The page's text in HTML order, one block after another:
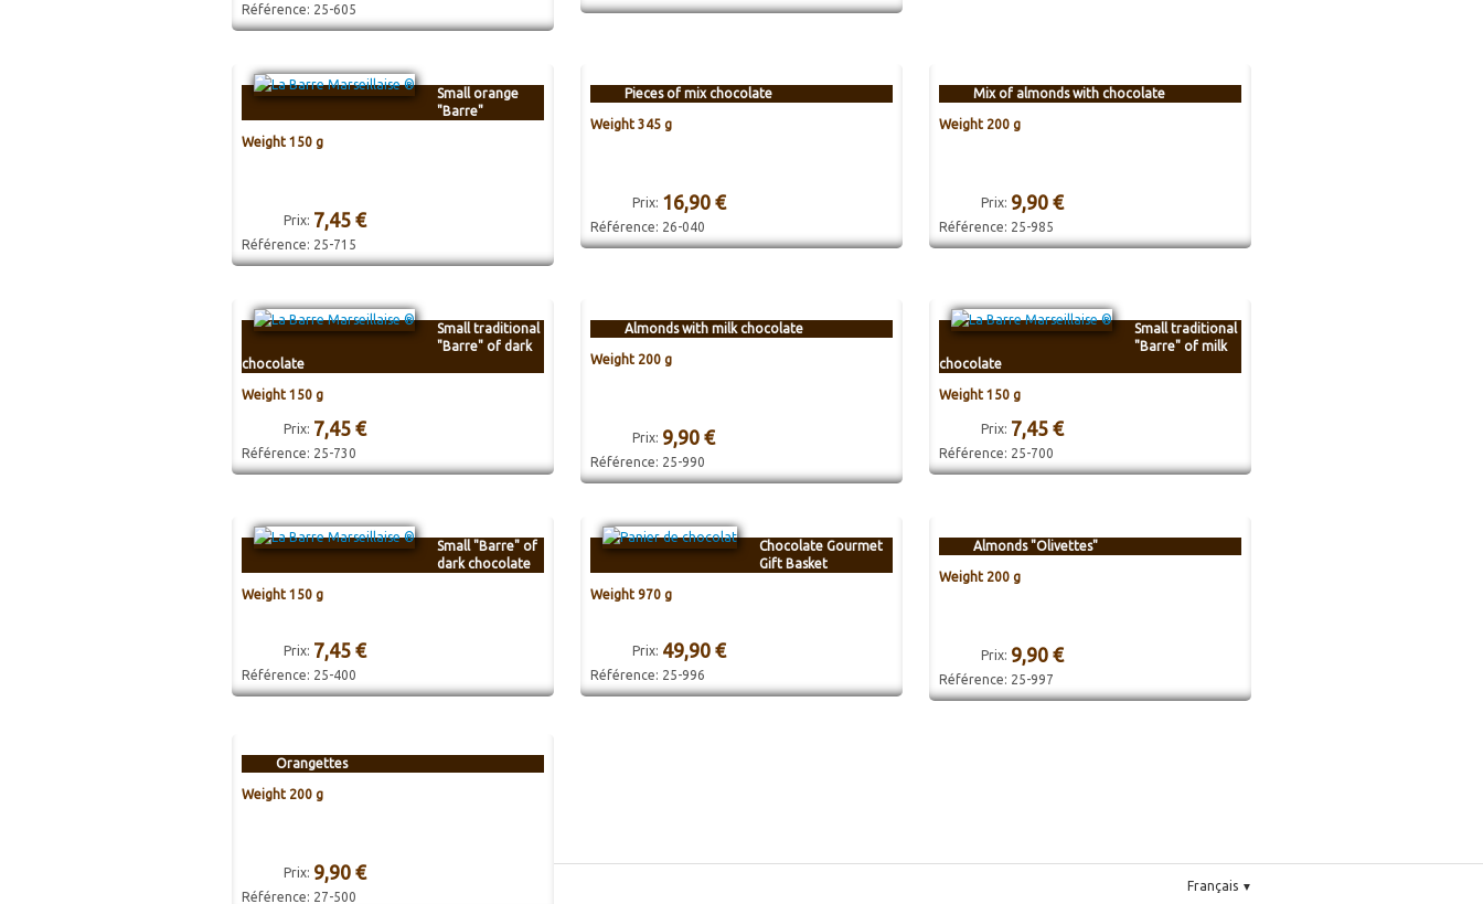
Référence: 25-605
Small orange
"Barre"
Weight 150 g
Prix: 7,45 €
Référence: 25-715
Pieces of mix chocolate
Weight 345 g
Prix: 16,90 €
Référence: 26-040
Mix of almonds with chocolate
Weight 200 g
Prix: 9,90 €
Référence: 25-985
Small traditional
"Barre" of dark
chocolate
Weight 150 g
Prix: 7,45 €
Référence: 25-730
Almonds with milk chocolate
Weight 200 g
Prix: 9,90 €
Référence: 25-990
Small traditional
"Barre" of milk
chocolate
Weight 150 g
Prix: 7,45 €
Référence: 25-700
Small "Barre" of
dark chocolate
Weight 150 g
Prix: 7,45 €
Référence: 25-400
Chocolate Gourmet
Gift Basket
Weight 970 g
Prix: 49,90 €
Référence: 25-996
Almonds "Olivettes"
Weight 200 g
Prix: 9,90 €
Référence: 25-997
Orangettes
Weight 200 g
Prix: 9,90 €
Référence: 27-500
Français ▼